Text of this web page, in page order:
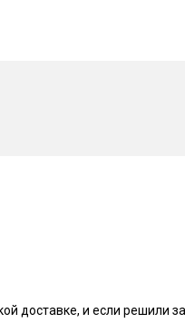
доставке, и если решили